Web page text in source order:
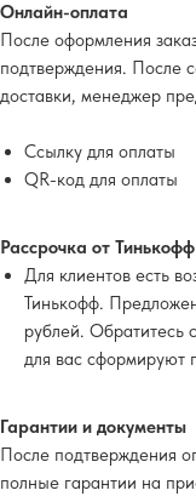
Онлайн-оплата
После оформления
подтверждения. После
доставки, менеджер
Ссылку для оплаты
QR-код для оплаты
Рассрочка от
Для клиентов есть
Тинькофф.
рублей. Обратитесь
для вас сформируют
Гарантии и документы
После подтверждения
полные гарантии на